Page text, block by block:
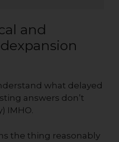
and
what delayed
answers don’t
IMHO.
the thing reasonably